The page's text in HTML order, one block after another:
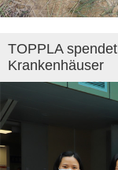
TOPPLA
Krankenhäuser